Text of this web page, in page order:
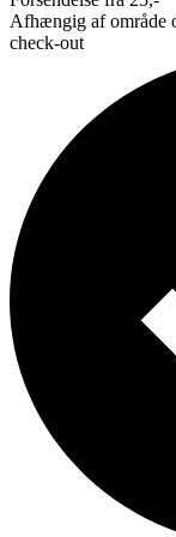
Afhængig af område
check-out